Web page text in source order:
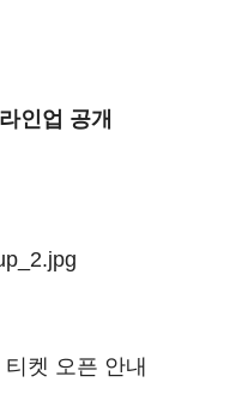
인업 공개
켓 오픈 안내